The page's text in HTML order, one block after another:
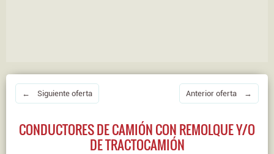
← Siguiente oferta Anterior oferta →
CONDUCTORES DE CAMIÓN CON REMOLQUE Y/O
DE TRACTOCAMIÓN